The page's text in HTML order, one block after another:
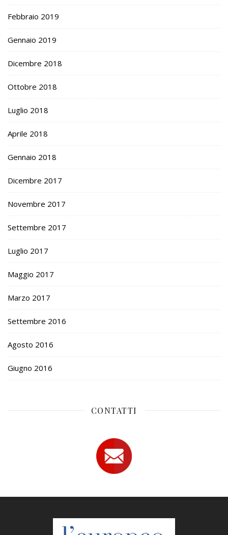
Febbraio 2019
Gennaio 2019
Dicembre 2018
Ottobre 2018
Luglio 2018
Aprile 2018
Gennaio 2018
Dicembre 2017
Novembre 2017
Settembre 2017
Luglio 2017
Maggio 2017
Marzo 2017
Settembre 2016
Agosto 2016
Giugno 2016
CONTATTI